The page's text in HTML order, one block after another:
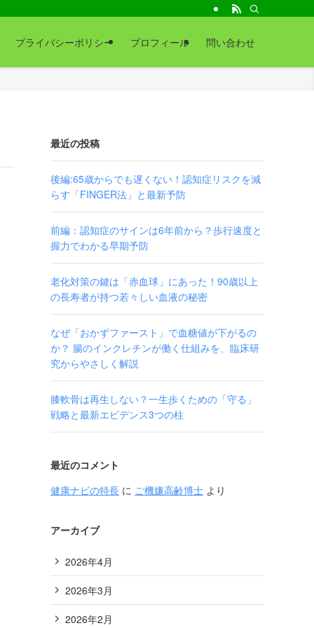
プライバシーポリシー プロフィール 問い合わせ
最近の投稿
後編:65歳からでも遅くない！認知症リスクを減
らす「FINGER法」と最新予防
前編：認知症のサインは6年前から？歩行速度と
握力でわかる早期予防
老化対策の鍵は「赤血球」にあった！90歳以上
の長寿者が持つ若々しい血液の秘密
なぜ「おかずファースト」で血糖値が下がるの
か？ 腸のインクレチンが働く仕組みを、臨床研
究からやさしく解説
膝軟骨は再生しない？一生歩くための「守る」
戦略と最新エビデンス3つの柱
最近のコメント
健康ナビの特長 に ご機嫌高齢博士 より
アーカイブ
2026年4月
2026年3月
2026年2月